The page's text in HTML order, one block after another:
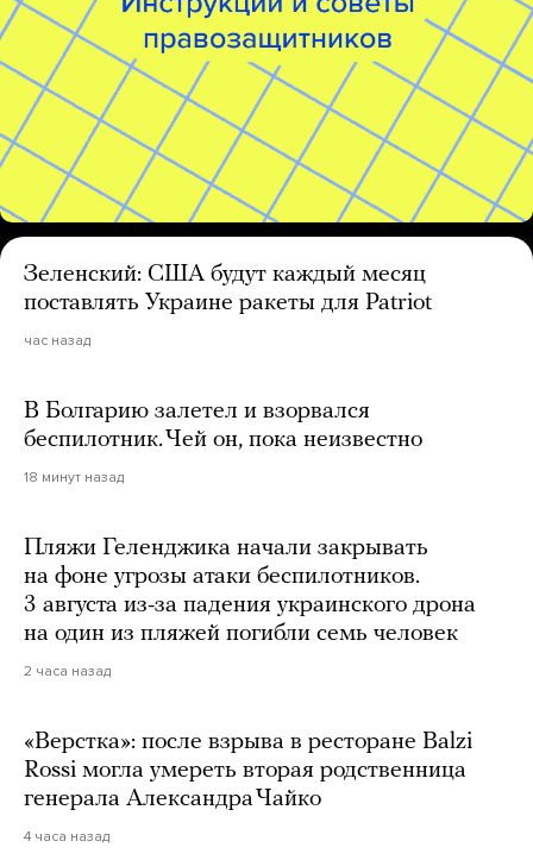
Зеленский: США будут каждый месяц
поставлять Украине ракеты для Patriot
час назад
В Болгарию залетел и взорвался
беспилотник. Чей он, пока неизвестно
18 минут назад
Пляжи Геленджика начали закрывать
на фоне угрозы атаки беспилотников.
3 августа из-за падения украинского дрона
на один из пляжей погибли семь человек
2 часа назад
«Верстка»: после взрыва в ресторане Balzi
Rossi могла умереть вторая родственница
генерала Александра Чайко
4 часа назад